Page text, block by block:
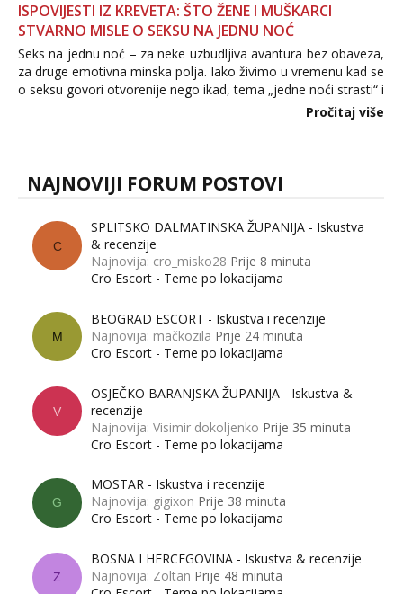
ISPOVIJESTI IZ KREVETA: ŠTO ŽENE I MUŠKARCI
STVARNO MISLE O SEKSU NA JEDNU NOĆ
Seks na jednu noć – za neke uzbudljiva avantura bez obaveza,
za druge emotivna minska polja. Iako živimo u vremenu kad se
o seksu govori otvorenije nego ikad, tema „jedne noći strasti“ i
dalje izaziva burne rasprave. Što zapravo misle žene, a što
Pročitaj više
NAJNOVIJI FORUM POSTOVI
C
SPLITSKO DALMATINSKA ŽUPANIJA - Iskustva
& recenzije
Najnovija: cro_misko28 Prije 8 minuta
Cro Escort - Teme po lokacijama
M
BEOGRAD ESCORT - Iskustva i recenzije
Najnovija: mačkozila Prije 24 minuta
Cro Escort - Teme po lokacijama
V
OSJEČKO BARANJSKA ŽUPANIJA - Iskustva &
recenzije
Najnovija: Visimir dokoljenko Prije 35 minuta
Cro Escort - Teme po lokacijama
G
MOSTAR - Iskustva i recenzije
Najnovija: gigixon Prije 38 minuta
Cro Escort - Teme po lokacijama
Z
BOSNA I HERCEGOVINA - Iskustva & recenzije
Najnovija: Zoltan Prije 48 minuta